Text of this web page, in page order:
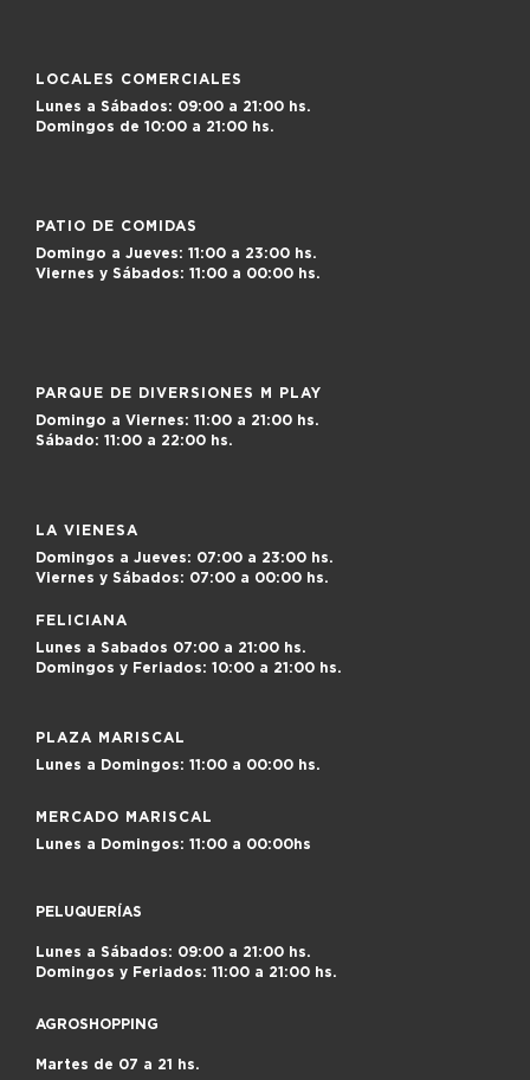
LOCALES COMERCIALES
Lunes a Sábados: 09:00 a 21:00 hs.
Domingos de 10:00 a 21:00 hs.
PATIO DE COMIDAS
Domingo a Jueves: 11:00 a 23:00 hs.
Viernes y Sábados: 11:00 a 00:00 hs.
PARQUE DE DIVERSIONES M PLAY
Domingo a Viernes: 11:00 a 21:00 hs.
Sábado: 11:00 a 22:00 hs.
LA VIENESA
Domingos a Jueves: 07:00 a 23:00 hs.
Viernes y Sábados: 07:00 a 00:00 hs.
FELICIANA
Lunes a Sabados 07:00 a 21:00 hs.
Domingos y Feriados: 10:00 a 21:00 hs.
PLAZA MARISCAL
Lunes a Domingos: 11:00 a 00:00 hs.
MERCADO MARISCAL
Lunes a Domingos: 11:00 a 00:00hs
PELUQUERÍAS
Lunes a Sábados: 09:00 a 21:00 hs.
Domingos y Feriados: 11:00 a 21:00 hs.
AGROSHOPPING
Martes de 07 a 21 hs.